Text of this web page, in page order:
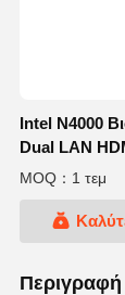
Intel N4000
Dual LAN
MOQ：1 τεμ